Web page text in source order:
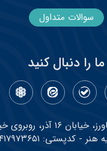
سوالات متداول
ما را دنبال کنید
تهران، بلوار کشاورز، خیابان